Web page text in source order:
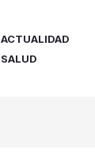
ACTUALIDAD
SALUD